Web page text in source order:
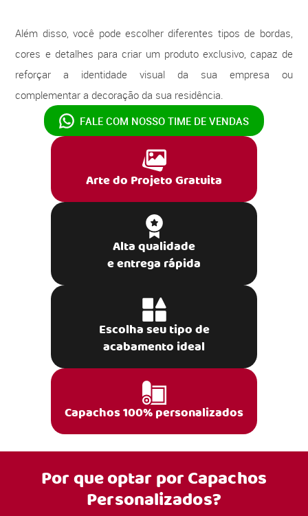
Além disso, você pode escolher diferentes tipos de bordas,
cores e detalhes para criar um produto exclusivo, capaz de
reforçar a identidade visual da sua empresa ou
complementar a decoração da sua residência.
FALE COM NOSSO TIME DE VENDAS
Arte do Projeto Gratuita
Alta qualidade
e entrega rápida
Escolha seu tipo de
acabamento ideal
Capachos 100% personalizados
Por que optar porCapachos
Personalizados?